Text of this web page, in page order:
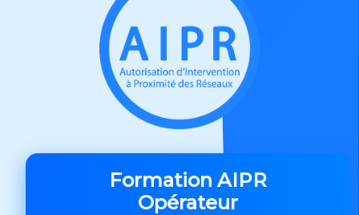
Formation AIPR
Opérateur